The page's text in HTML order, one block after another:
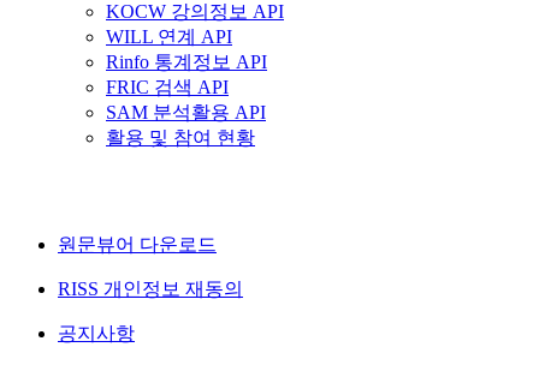
KOCW 강의정보 API
WILL 연계 API
Rinfo 통계정보 API
FRIC 검색 API
SAM 분석활용 API
활용 및 참여 현황
원문뷰어 다운로드
RISS 개인정보 재동의
공지사항